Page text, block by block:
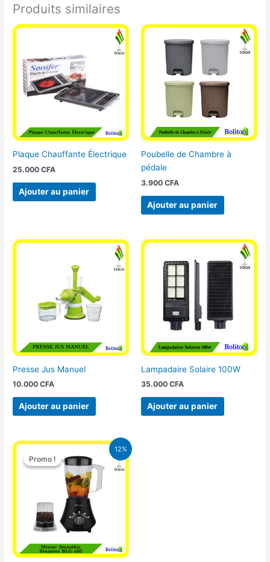
Produits similaires
Plaque Chauffante Électrique
25.000CFA
Ajouter au panier
Poubelle de Chambre à
pédale
3.900 CFA
Ajouter au panier
Presse Jus Manuel
10.000CFA
Ajouter au panier
Lampadaire Solaire 100W
35.000 CFA
Ajouter au panier
12%
Promo !
Promo !
Le
prix
initial
était :
25.000 CFA.
Le
prix
actuel
est :